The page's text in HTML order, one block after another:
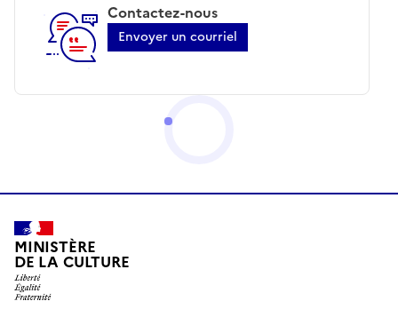
Contactez-nous
Envoyer un courriel
MINISTÈRE
DE LA CULTURE